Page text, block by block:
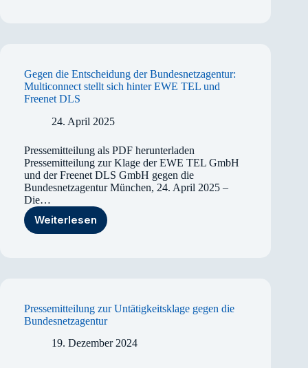
sein
Gegen die Entscheidung der Bundesnetz­­agentur:
Multiconnect stellt sich hinter EWE TEL und
Freenet DLS
24. April 2025
Pressemitteilung als PDF herunterladen
Pressemitteilung zur Klage der EWE TEL GmbH
und der Freenet DLS GmbH gegen die
Bundesnetzagentur München, 24. April 2025 –
Die…
Weiterlesen
Gegen
die
stellt
sich
hinter
EWE
Pressemitteilung zur Untätigkeitsklage gegen die
Bundesnetzagentur
19. Dezember 2024